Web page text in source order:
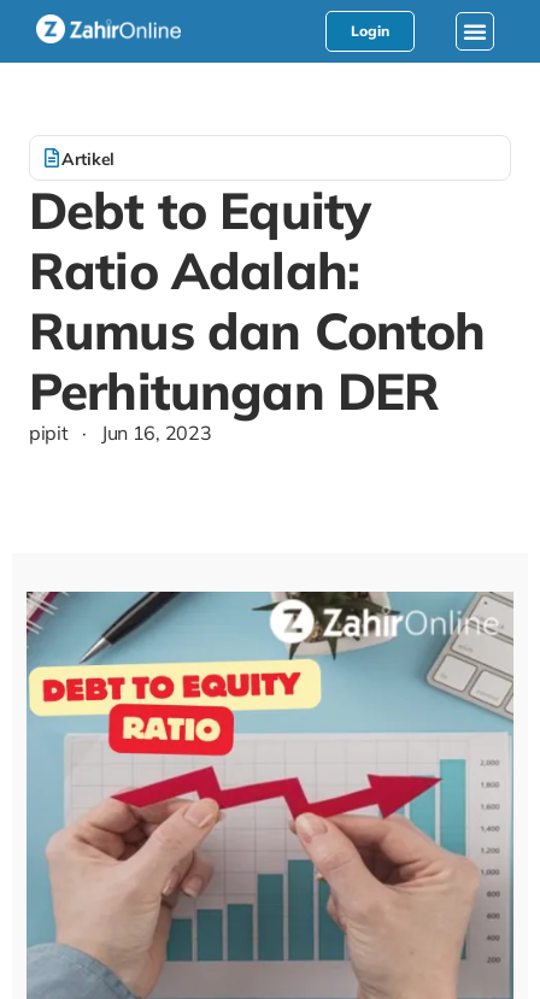
Login
Artikel
Debt to Equity
Ratio Adalah:
Rumus dan Contoh
Perhitungan DER
pipit · Jun 16, 2023